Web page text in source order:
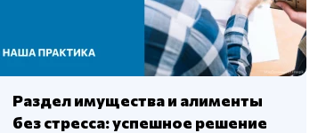
Раздел имущества и алименты
без стресса: успешное решение